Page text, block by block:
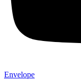
Envelope